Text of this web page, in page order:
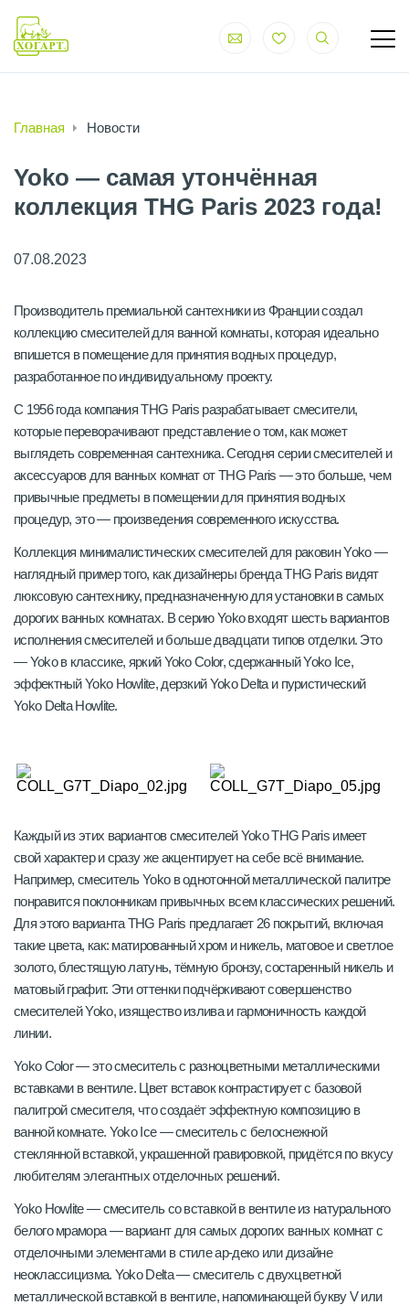
Главная Новости
Yoko — самая утончённая
коллекция THG Paris 2023 года!
07.08.2023
Производитель премиальной сантехники из Франции создал
коллекцию смесителей для ванной комнаты, которая идеально
впишется в помещение для принятия водных процедур,
разработанное по индивидуальному проекту.
С 1956 года компания THG Paris разрабатывает смесители,
которые переворачивают представление о том, как может
выглядеть современная сантехника. Сегодня серии смесителей и
аксессуаров для ванных комнат от THG Paris — это больше, чем
привычные предметы в помещении для принятия водных
процедур, это — произведения современного искусства.
Коллекция минималистических смесителей для раковин Yoko —
наглядный пример того, как дизайнеры бренда THG Paris видят
люксовую сантехнику, предназначенную для установки в самых
дорогих ванных комнатах. В серию Yoko входят шесть вариантов
исполнения смесителей и больше двадцати типов отделки. Это
— Yoko в классике, яркий Yoko Color, сдержанный Yoko Ice,
эффектный Yoko Howlite, дерзкий Yoko Delta и пуристический
Yoko Delta Howlite.
Каждый из этих вариантов смесителей Yoko THG Paris имеет
свой характер и сразу же акцентирует на себе всё внимание.
Например, смеситель Yoko в однотонной металлической палитре
понравится поклонникам привычных всем классических решений.
Для этого варианта THG Paris предлагает 26 покрытий, включая
такие цвета, как: матированный хром и никель, матовое и светлое
золото, блестящую латунь, тёмную бронзу, состаренный никель и
матовый графит. Эти оттенки подчёркивают совершенство
смесителей Yoko, изящество излива и гармоничность каждой
линии.
Yoko Color — это смеситель с разноцветными металлическими
вставками в вентиле. Цвет вставок контрастирует с базовой
палитрой смесителя, что создаёт эффектную композицию в
ванной комнате. Yoko Ice — смеситель с белоснежной
стеклянной вставкой, украшенной гравировкой, придётся по вкусу
любителям элегантных отделочных решений.
Yoko Howlite — смеситель со вставкой в вентиле из натурального
белого мрамора — вариант для самых дорогих ванных комнат с
отделочными элементами в стиле ар-деко или дизайне
неоклассицизма. Yoko Delta — смеситель с двухцветной
металлической вставкой в вентиле, напоминающей букву V или